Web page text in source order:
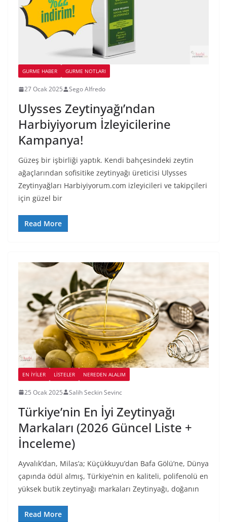
GURME HABER GURME NOTLARI
27 Ocak 2025 Sego Alfredo
Ulysses Zeytinyağı’ndan
Harbiyiyorum İzleyicilerine
Kampanya!
Güzeş bir işbirliği yaptık. Kendi bahçesindeki zeytin
ağaçlarından sofisitike zeytinyağı üreticisi Ulysses
Zeytinyağları Harbiyiyorum.com izleyicileri ve takipçileri
için güzel bir
Read More
EN İYILER LİSTELER NEREDEN ALALIM
25 Ocak 2025 Salih Seckin Sevinc
Türkiye’nin En İyi Zeytinyağı
Markaları (2026 Güncel Liste +
İnceleme)
Ayvalık’dan, Milas’a; Küçükkuyu’dan Bafa Gölü’ne, Dünya
çapında ödül almış, Türkiye’nin en kaliteli, polifenolü en
yüksek butik zeytinyağı markaları Zeytinyağı, doğanın
Read More